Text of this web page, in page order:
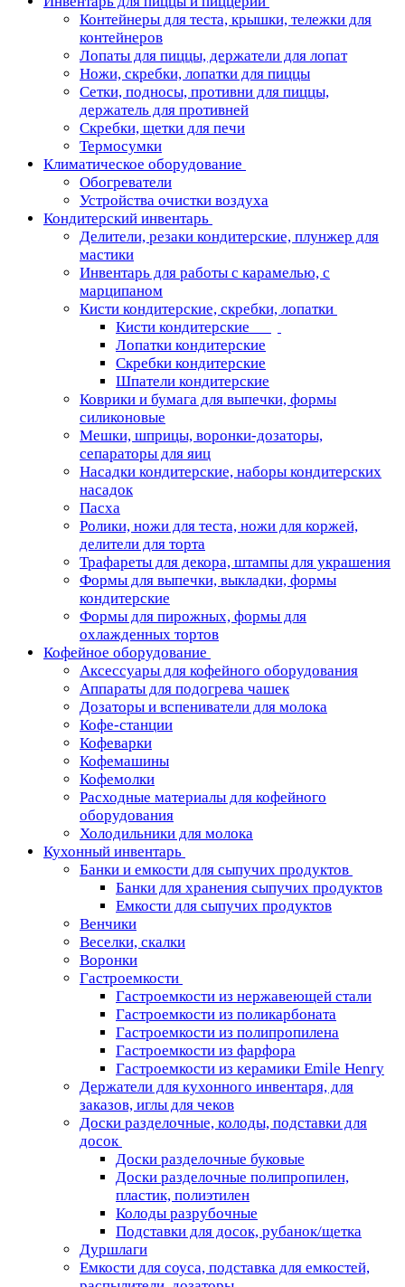
Контейнеры для теста, крышки, тележки для
контейнеров
Лопаты для пиццы, держатели для лопат
Ножи, скребки, лопатки для пиццы
Сетки, подносы, противни для пиццы,
держатель для противней
Скребки, щетки для печи
Термосумки
Климатическое оборудование
Обогреватели
Устройства очистки воздуха
Кондитерский инвентарь
Делители, резаки кондитерские, плунжер для
мастики
Инвентарь для работы с карамелью, с
марципаном
Кисти кондитерские, скребки, лопатки
Кисти кондитерские
Лопатки кондитерские
Скребки кондитерские
Шпатели кондитерские
Коврики и бумага для выпечки, формы
силиконовые
Мешки, шприцы, воронки-дозаторы,
сепараторы для яиц
Насадки кондитерские, наборы кондитерских
насадок
Пасха
Ролики, ножи для теста, ножи для коржей,
делители для торта
Трафареты для декора, штампы для украшения
Формы для выпечки, выкладки, формы
кондитерские
Формы для пирожных, формы для
охлажденных тортов
Кофейное оборудование
Аксессуары для кофейного оборудования
Аппараты для подогрева чашек
Дозаторы и вспениватели для молока
Кофе-станции
Кофеварки
Кофемашины
Кофемолки
Расходные материалы для кофейного
оборудования
Холодильники для молока
Кухонный инвентарь
Банки и емкости для сыпучих продуктов
Банки для хранения сыпучих продуктов
Емкости для сыпучих продуктов
Венчики
Веселки, скалки
Воронки
Гастроемкости
Гастроемкости из нержавеющей стали
Гастроемкости из поликарбоната
Гастроемкости из полипропилена
Гастроемкости из фарфора
Гастроемкости из керамики Emile Henry
Держатели для кухонного инвентаря, для
заказов, иглы для чеков
Доски разделочные, колоды, подставки для
досок
Доски разделочные буковые
Доски разделочные полипропилен,
пластик, полиэтилен
Колоды разрубочные
Подставки для досок, рубанок/щетка
Дуршлаги
Емкости для соуса, подставка для емкостей,